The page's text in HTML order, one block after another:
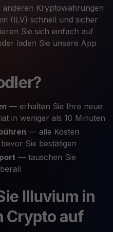
anderen Kryptowährungen
(ILV) schnell und sicher
Sie sich einfach auf
laden Sie unsere App
— erhalten Sie Ihre neue
in weniger als 10 Minuten
— alle Kosten
Sie bestätigen
— tauschen Sie
Illuvium in
Crypto auf